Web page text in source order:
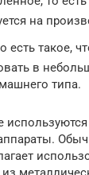
на
есть такое,
в
типа.